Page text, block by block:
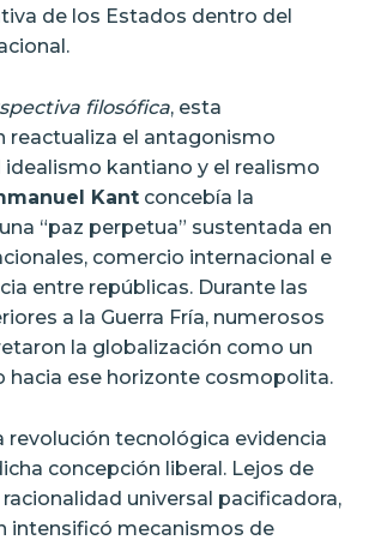
de los Estados dentro del
filosófica, esta
reactualiza el antagonismo
idealismo kantiano y el realismo
Kant concebía la
“paz perpetua” sustentada en
comercio internacional e
entre repúblicas. Durante las
a la Guerra Fría, numerosos
la globalización como un
hacia ese horizonte cosmopolita.
revolución tecnológica evidencia
concepción liberal. Lejos de
universal pacificadora,
intensificó mecanismos de